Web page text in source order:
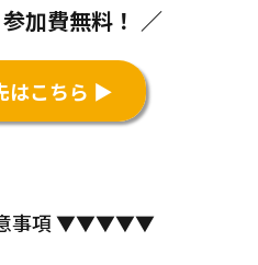
加費無料！ ／
はこちら ▶
事項 ▼▼▼▼▼